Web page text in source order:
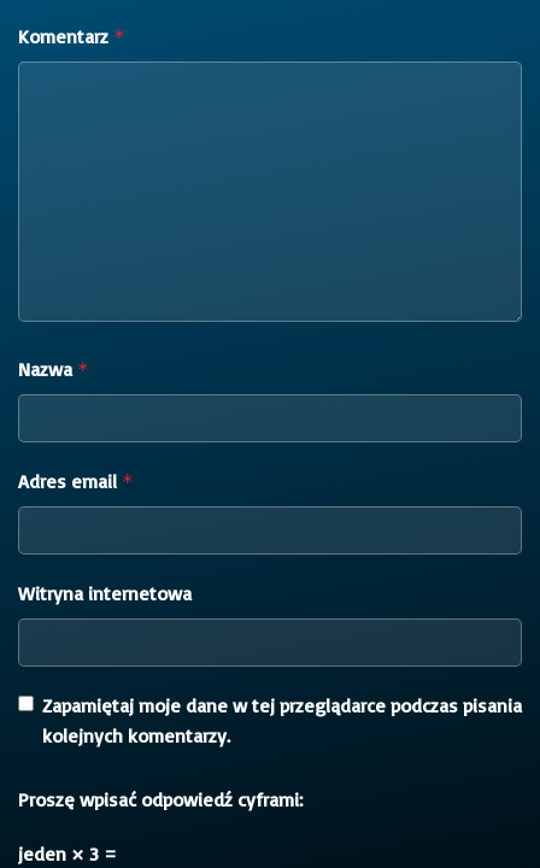
Komentarz *
Nazwa *
Adres email *
Witryna internetowa
Zapamiętaj moje dane w tej przeglądarce podczas pisania
kolejnych komentarzy.
Proszę wpisać odpowiedź cyframi:
jeden × 3 =